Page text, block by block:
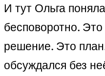
И тут Ольга
бесповоротно.
решение. Это
обсуждался без